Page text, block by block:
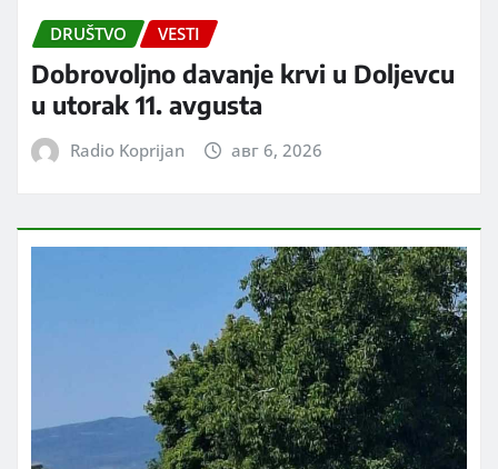
DRUŠTVO VESTI
Dobrovoljno davanje krvi u Doljevcu
u utorak 11. avgusta
Radio Koprijan авг 6, 2026